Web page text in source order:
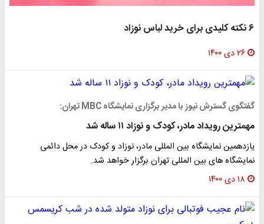
6 نکته کلیدی برای خرید لباس نوزاد
۲۶ دی ۱۴۰۰
گفتگوی گسترش نیوز با مدیر برگزاری نمایشگاه MBC تهران:
مهمترین رویداد مادر، کودک و نوزاد ۱۱ ساله شد
یازدهمین نمایشگاه بین المللی مادر، نوزاد و کودک در محل دائمی
نمایشگاه های بین المللی تهران برگزار خواهد شد.
۱۸ دی ۱۴۰۰